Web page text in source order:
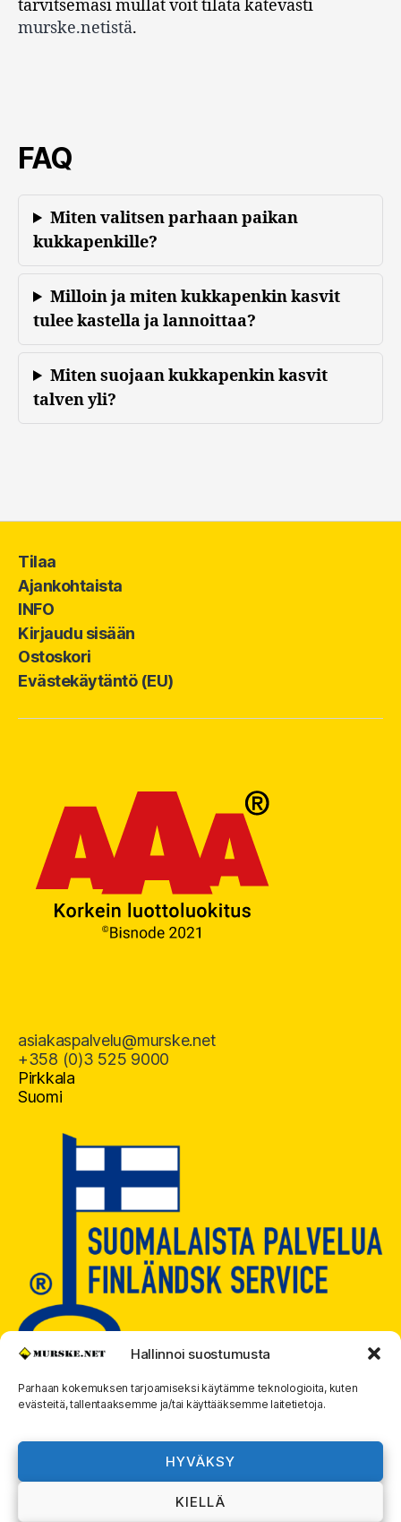
Hallinnoi suostumusta
Parhaan kokemuksen tarjoamiseksi käytämme teknologioita, kuten
evästeitä, tallentaaksemme ja/tai käyttääksemme laitetietoja.
HYVÄKSY
KIELLÄ
tarvitsemasi mullat voit tilata kätevästi
murske.netistä.
FAQ
Miten valitsen parhaan paikan
kukkapenkille?
Milloin ja miten kukkapenkin kasvit
tulee kastella ja lannoittaa?
Miten suojaan kukkapenkin kasvit
talven yli?
Tilaa
Ajankohtaista
INFO
Kirjaudu sisään
Ostoskori
Evästekäytäntö (EU)
asiakaspalvelu@murske.net
+358 (0)3 525 9000
Pirkkala
Suomi
Murske.net Suomi Oy:n toimitusehdot ja